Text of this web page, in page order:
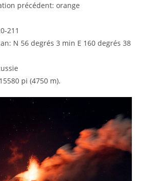
précédent: orange
211
N 56 degrés 3 min E 160 degrés 38
pi (4750 m).